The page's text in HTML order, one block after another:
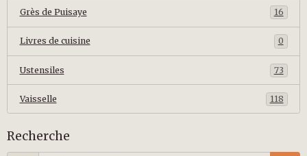
Grès de Puisaye 16
Livres de cuisine 0
Ustensiles 73
Vaisselle 118
Recherche